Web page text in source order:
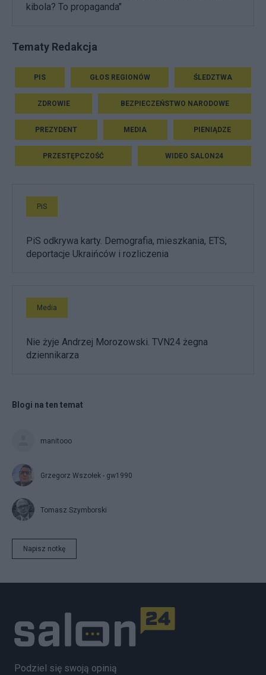
kibola? To propaganda"
Tematy Redakcja
PIS GŁOS REGIONÓW ŚLEDZTWA
ZDROWIE BEZPIECZEŃSTWO NARODOWE
PREZYDENT MEDIA PIENIĄDZE
PRZESTĘPCZOŚĆ WIDEO SALON24
PiS
PiS odkrywa karty. Demografia, mieszkania, ETS,
deportacje Ukraińców i rozliczenia
Media
Nie żyje Andrzej Morozowski. TVN24 żegna
dziennikarza
Blogi na ten temat
manitooo
Grzegorz Wszołek - gw1990
Tomasz Szymborski
Napisz notkę
Podziel się swoją opinią